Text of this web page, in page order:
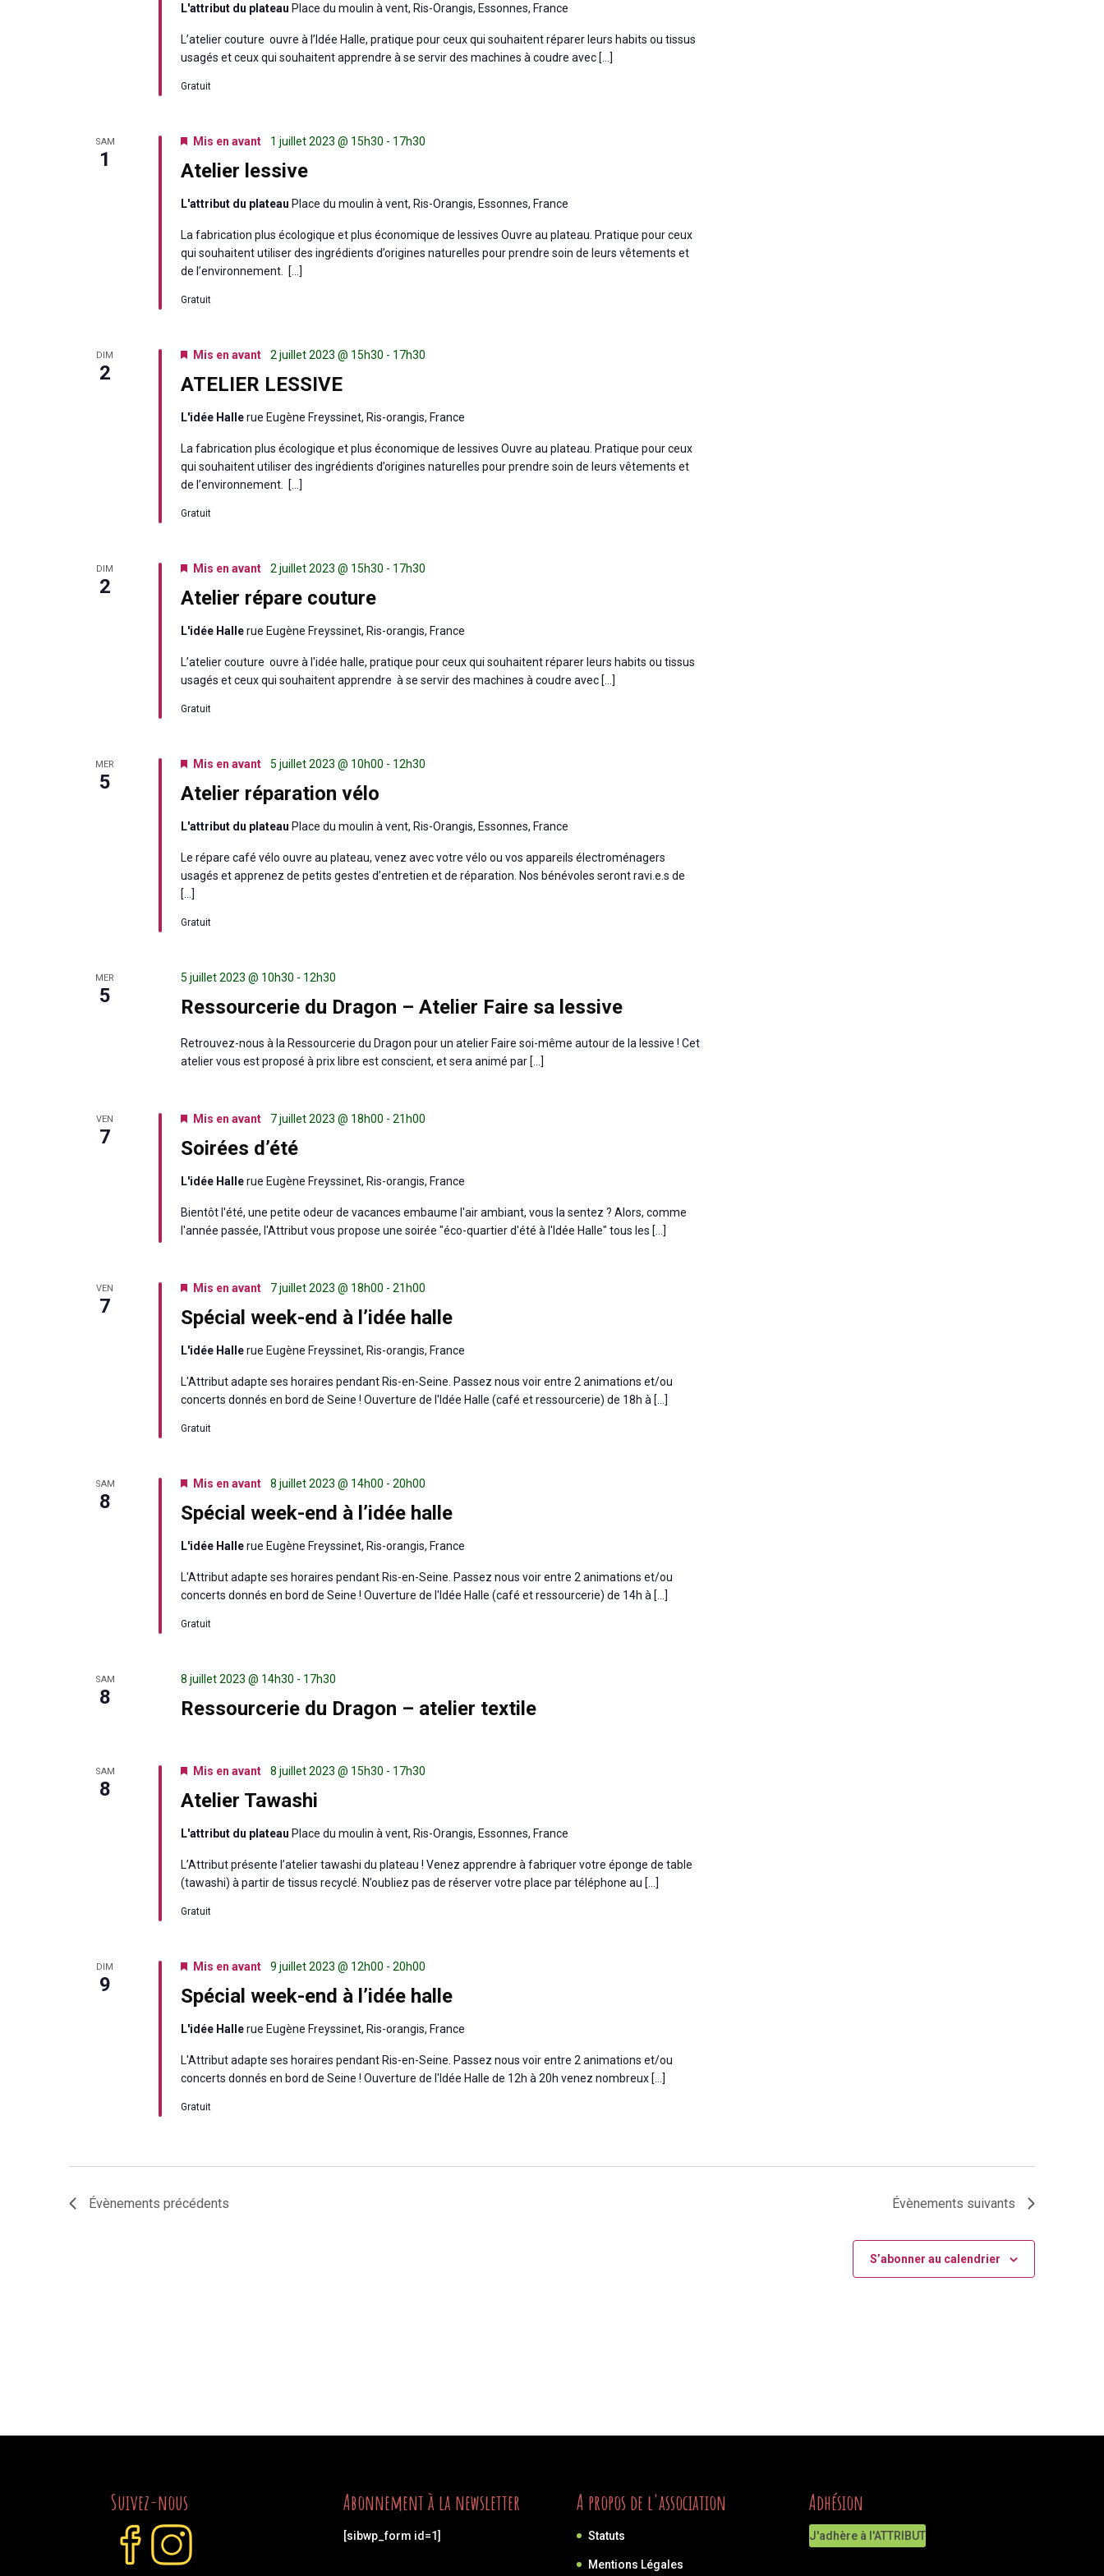
L'attribut du plateau Place du moulin à vent, Ris-Orangis, Essonnes, France
L’atelier couture ouvre à l’Idée Halle, pratique pour ceux qui souhaitent réparer leurs habits ou tissus
usagés et ceux qui souhaitent apprendre à se servir des machines à coudre avec […]
Gratuit
SAM
1 Atelier lessive
Mis en avant 1 juillet 2023 @ 15h30 - 17h30
L'attribut du plateau Place du moulin à vent, Ris-Orangis, Essonnes, France
La fabrication plus écologique et plus économique de lessives Ouvre au plateau. Pratique pour ceux
qui souhaitent utiliser des ingrédients d’origines naturelles pour prendre soin de leurs vêtements et
de l’environnement. […]
Gratuit
DIM
2 ATELIER LESSIVE
Mis en avant 2 juillet 2023 @ 15h30 - 17h30
L'idée Hallerue Eugène Freyssinet, Ris-orangis, France
La fabrication plus écologique et plus économique de lessives Ouvre au plateau. Pratique pour ceux
qui souhaitent utiliser des ingrédients d’origines naturelles pour prendre soin de leurs vêtements et
de l’environnement. […]
Gratuit
DIM
2 Atelier répare couture
Mis en avant 2 juillet 2023 @ 15h30 - 17h30
L'idée Hallerue Eugène Freyssinet, Ris-orangis, France
L’atelier couture ouvre à l'idée halle, pratique pour ceux qui souhaitent réparer leurs habits ou tissus
usagés et ceux qui souhaitent apprendre à se servir des machines à coudre avec […]
Gratuit
MER
5 Atelier réparation vélo
Mis en avant 5 juillet 2023 @ 10h00 - 12h30
L'attribut du plateau Place du moulin à vent, Ris-Orangis, Essonnes, France
Le répare café vélo ouvre au plateau, venez avec votre vélo ou vos appareils électroménagers
usagés et apprenez de petits gestes d’entretien et de réparation. Nos bénévoles seront ravi.e.s de
[…]
Gratuit
MER
5 Ressourcerie du Dragon – Atelier Faire sa lessive
5 juillet 2023 @ 10h30 - 12h30
Retrouvez-nous à la Ressourcerie du Dragon pour un atelier Faire soi-même autour de la lessive ! Cet
atelier vous est proposé à prix libre est conscient, et sera animé par […]
VEN
7 Soirées d’été
Mis en avant 7 juillet 2023 @ 18h00 - 21h00
L'idée Hallerue Eugène Freyssinet, Ris-orangis, France
Bientôt l'été, une petite odeur de vacances embaume l'air ambiant, vous la sentez ? Alors, comme
l'année passée, l'Attribut vous propose une soirée "éco-quartier d'été à l'Idée Halle" tous les […]
VEN
7 Spécial week-end à l’idée halle
Mis en avant 7 juillet 2023 @ 18h00 - 21h00
L'idée Hallerue Eugène Freyssinet, Ris-orangis, France
L'Attribut adapte ses horaires pendant Ris-en-Seine. Passez nous voir entre 2 animations et/ou
concerts donnés en bord de Seine ! Ouverture de l'Idée Halle (café et ressourcerie) de 18h à […]
Gratuit
SAM
8 Spécial week-end à l’idée halle
Mis en avant 8 juillet 2023 @ 14h00 - 20h00
L'idée Hallerue Eugène Freyssinet, Ris-orangis, France
L'Attribut adapte ses horaires pendant Ris-en-Seine. Passez nous voir entre 2 animations et/ou
concerts donnés en bord de Seine ! Ouverture de l'Idée Halle (café et ressourcerie) de 14h à […]
Gratuit
SAM
8 Ressourcerie du Dragon – atelier textile
8 juillet 2023 @ 14h30 - 17h30
SAM
8 Atelier Tawashi
Mis en avant 8 juillet 2023 @ 15h30 - 17h30
L'attribut du plateau Place du moulin à vent, Ris-Orangis, Essonnes, France
L’Attribut présente l’atelier tawashi du plateau ! Venez apprendre à fabriquer votre éponge de table
(tawashi) à partir de tissus recyclé. N’oubliez pas de réserver votre place par téléphone au […]
Gratuit
DIM
9 Spécial week-end à l’idée halle
Mis en avant 9 juillet 2023 @ 12h00 - 20h00
L'idée Hallerue Eugène Freyssinet, Ris-orangis, France
L'Attribut adapte ses horaires pendant Ris-en-Seine. Passez nous voir entre 2 animations et/ou
concerts donnés en bord de Seine ! Ouverture de l'Idée Halle de 12h à 20h venez nombreux […]
Gratuit
Évènements précédents Évènements suivants
S’abonner au calendrier
Suivez-nous Abonnement à la newsletter
[sibwp_form id=1]
A propos de l'association
Statuts
Mentions Légales
Adhésion
J'adhère à l'ATTRIBUT